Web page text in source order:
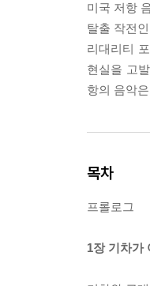
미국 저항
탈출 작전
리대리티
현실을 고
항의 음악
목차
프롤로그
1장 기차가